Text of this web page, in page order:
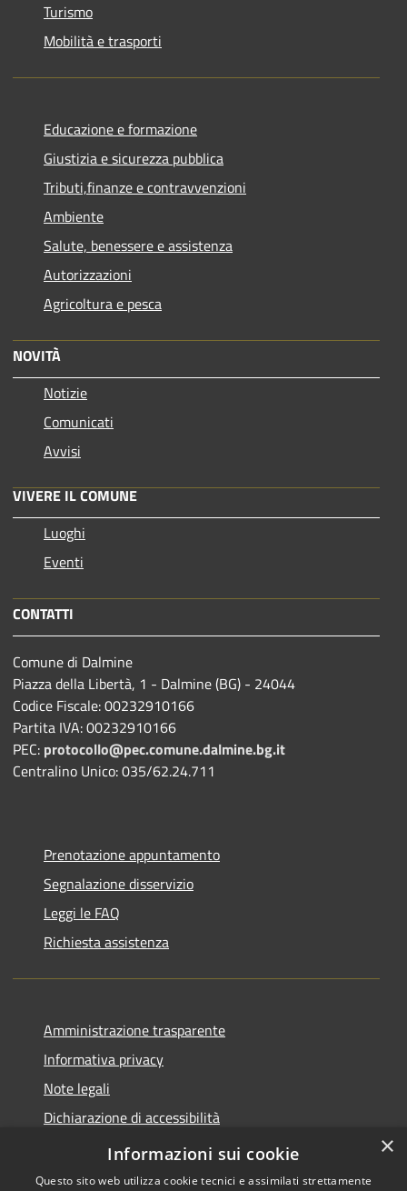
Turismo
Mobilità e trasporti
Educazione e formazione
Giustizia e sicurezza pubblica
Tributi,finanze e contravvenzioni
Ambiente
Salute, benessere e assistenza
Autorizzazioni
Agricoltura e pesca
NOVITÀ
Notizie
Comunicati
Avvisi
VIVERE IL COMUNE
Luoghi
Eventi
CONTATTI
Comune di Dalmine
Piazza della Libertà, 1 - Dalmine (BG) - 24044
Codice Fiscale: 00232910166
Partita IVA: 00232910166
PEC: protocollo@pec.comune.dalmine.bg.it
Centralino Unico: 035/62.24.711
Prenotazione appuntamento
Segnalazione disservizio
Leggi le FAQ
Richiesta assistenza
Amministrazione trasparente
Informativa privacy
Note legali
Dichiarazione di accessibilità
Piano di miglioramento del sito
×
Informazioni sui cookie
Questo sito web utilizza cookie tecnici e assimilati strettamente